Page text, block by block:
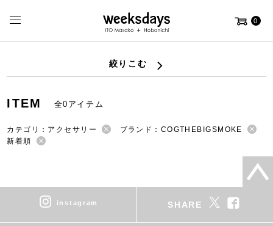
0
絞りこむ
ITEM 全0アイテム
カテゴリ：アクセサリー
ブランド：COGTHEBIGSMOKE
新着順
instagram SHARE